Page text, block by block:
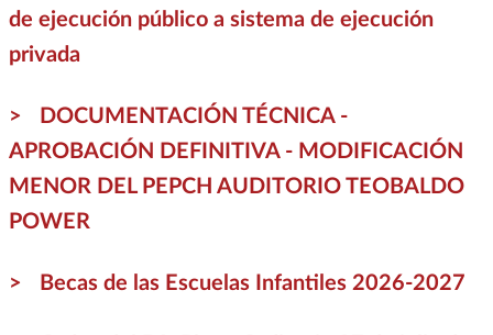
de ejecución público a sistema de ejecución
privada
DOCUMENTACIÓN TÉCNICA -
APROBACIÓN DEFINITIVA - MODIFICACIÓN
MENOR DEL PEPCH AUDITORIO TEOBALDO
POWER
Becas de las Escuelas Infantiles 2026-2027